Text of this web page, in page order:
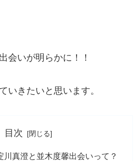
会いが明らかに！！
いきたいと思います。
目次
川真澄と並木度馨出会いって？